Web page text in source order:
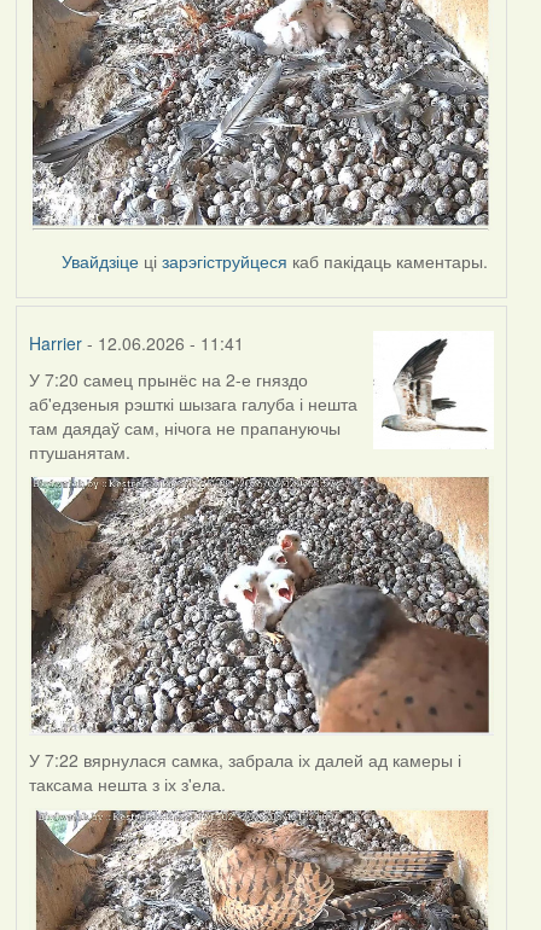
Увайдзіце цізарэгіструйцеся каб пакідаць каментары.
Harrier- 12.06.2026 - 11:41
У 7:20 самец прынёс на 2-е гняздо
аб'едзеныя рэшткі шызага галуба і нешта
там даядаў сам, нічога не прапануючы
птушанятам.
У 7:22 вярнулася самка, забрала іх далей ад камеры і
таксама нешта з іх з'ела.